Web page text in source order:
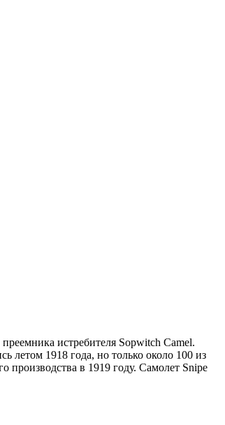
истребителя Sopwitch Camel.
летом 1918 года, но только около 100 из
в 1919 году. Самолет Snipe